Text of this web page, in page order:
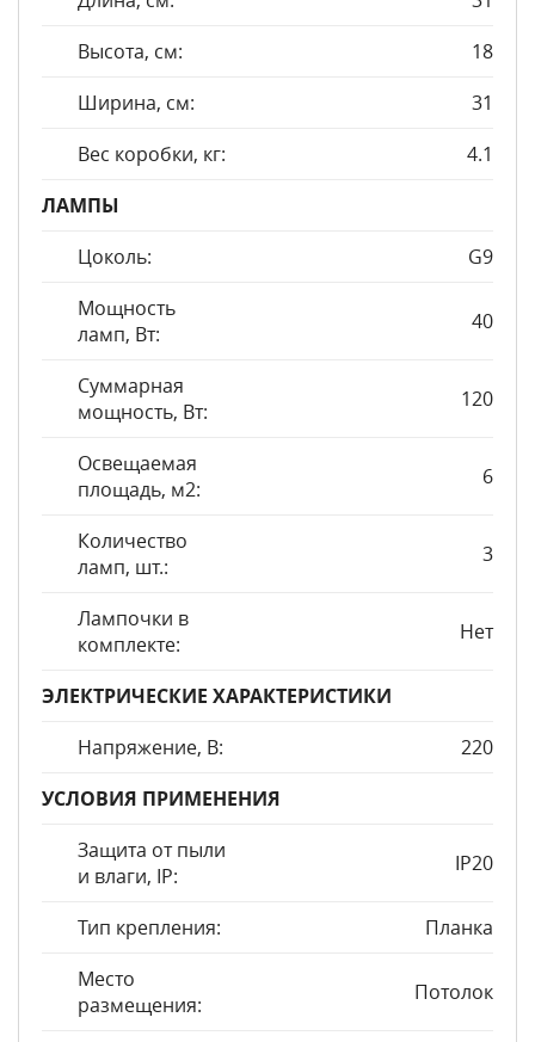
Высота, см:
18
Ширина, см:
31
Вес коробки, кг:
4.1
ЛАМПЫ
Цоколь:
G9
Мощность
ламп, Вт:
40
Суммарная
мощность, Вт:
120
Освещаемая
площадь, м2:
6
Количество
ламп, шт.:
3
Лампочки в
комплекте:
Нет
ЭЛЕКТРИЧЕСКИЕ ХАРАКТЕРИСТИКИ
Напряжение, В:
220
УСЛОВИЯ ПРИМЕНЕНИЯ
Защита от пыли
и влаги, IP:
IP20
Тип крепления:
Планка
Место
размещения:
Потолок